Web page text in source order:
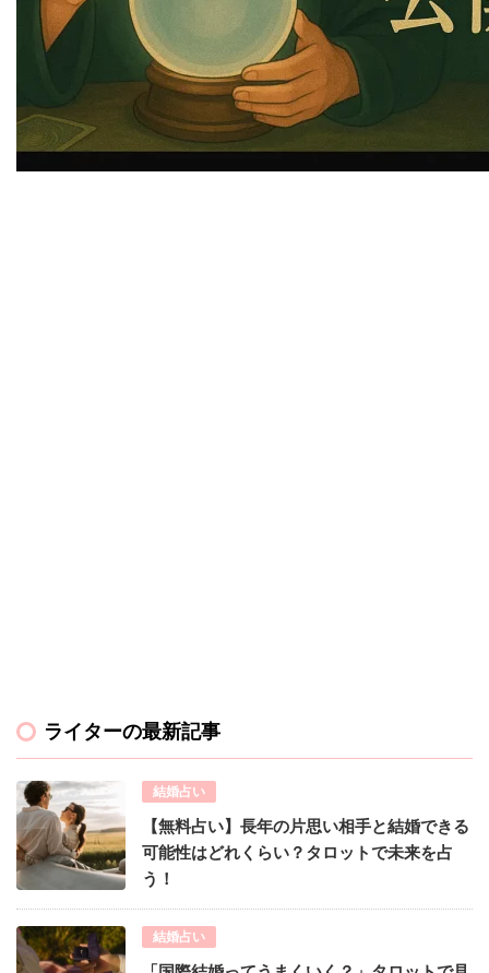
ライターの最新記事
結婚占い
【無料占い】長年の片思い相手と結婚できる
可能性はどれくらい？タロットで未来を占
う！
結婚占い